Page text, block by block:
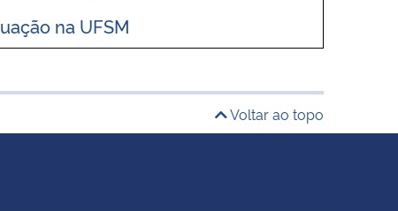
na UFSM
Voltar ao topo